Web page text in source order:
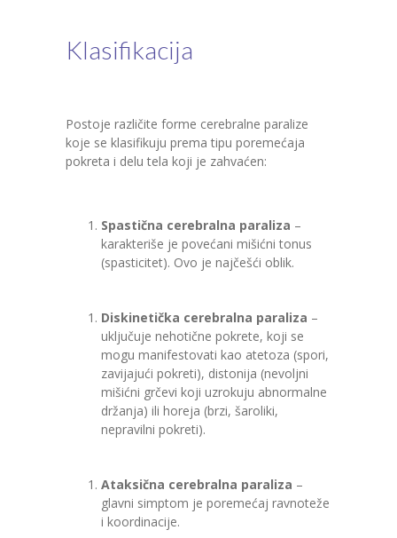
Klasifikacija
Postoje različite forme cerebralne paralize
koje se klasifikuju prema tipu poremećaja
pokreta i delu tela koji je zahvaćen:
Spastična cerebralna paraliza –
karakteriše je povećani mišićni tonus
(spasticitet). Ovo je najčešći oblik.
Diskinetička cerebralna paraliza –
uključuje nehotične pokrete, koji se
mogu manifestovati kao atetoza (spori,
zavijajući pokreti), distonija (nevoljni
mišićni grčevi koji uzrokuju abnormalne
držanja) ili horeja (brzi, šaroliki,
nepravilni pokreti).
Ataksična cerebralna paraliza –
glavni simptom je poremećaj ravnoteže
i koordinacije.